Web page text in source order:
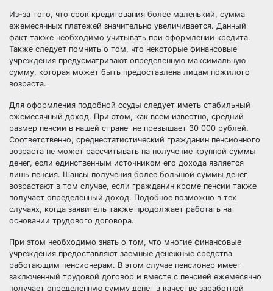
Из-за того, что срок кредитования более маленький, сумма
ежемесячных платежей значительно увеличивается. Данный
факт также необходимо учитывать при оформлении кредита.
Также следует помнить о том, что некоторые финансовые
учреждения предусматривают определенную максимальную
сумму, которая может быть предоставлена лицам пожилого
возраста.
Для оформления подобной ссуды следует иметь стабильный
ежемесячный доход. При этом, как всем известно, средний
размер пенсии в нашей стране не превышает 30 000 рублей.
Соответственно, среднестатистический гражданин пенсионного
возраста не может рассчитывать на получение крупной суммы
денег, если единственным источником его дохода является
лишь пенсия. Шансы получения более большой суммы денег
возрастают в том случае, если гражданин кроме пенсии также
получает определенный доход. Подобное возможно в тех
случаях, когда заявитель также продолжает работать на
основании трудового договора.
При этом необходимо знать о том, что многие финансовые
учреждения предоставляют заемные денежные средства
работающим пенсионерам. В этом случае пенсионер имеет
заключенный трудовой договор и вместе с пенсией ежемесячно
получает определенную сумму денег в качестве заработной